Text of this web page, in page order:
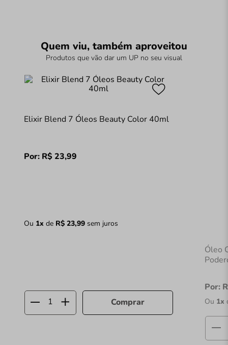
Quem viu, também aproveitou
Produtos que vão dar um UP no seu visual
Elixir Blend 7 Óleos Beauty Color 40ml
Por: R$ 23,99
Ou 1x de R$ 23,99sem juros
Comprar
Óleo
Por:
Ou 1x